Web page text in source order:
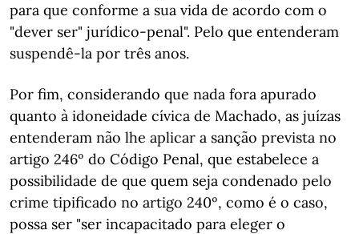
para que conforme a sua vida de acordo com o
"dever ser" jurídico-penal". Pelo que entenderam
suspendê-la por três anos.
Por fim, considerando que nada fora apurado
quanto à idoneidade cívica de Machado, as juízas
entenderam não lhe aplicar a sanção prevista no
artigo 246º do Código Penal, que estabelece a
possibilidade de que quem seja condenado pelo
crime tipificado no artigo 240º, como é o caso,
possa ser "ser incapacitado para eleger o